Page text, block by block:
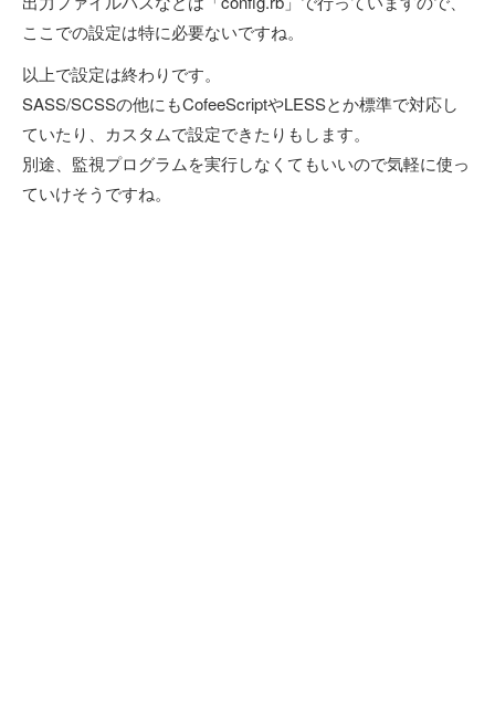
ここでの設定は特に必要ないですね。
以上で設定は終わりです。
SASS/SCSSの他にもCofeeScriptやLESSとか標準で対応し
ていたり、カスタムで設定できたりもします。
別途、監視プログラムを実行しなくてもいいので気軽に使っ
ていけそうですね。